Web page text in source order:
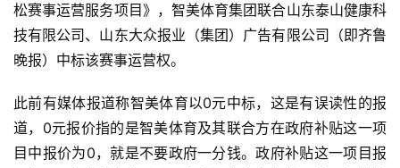
松赛事运营服务项目》，智美体育集团联合山东泰山健康科
技有限公司、山东大众报业（集团）广告有限公司（即齐鲁
晚报）中标该赛事运营权。
此前有媒体报道称智美体育以0元中标，这是有误读性的报
道，0元报价指的是智美体育及其联合方在政府补贴这一项
目中报价为0，就是不要政府一分钱。政府补贴这一项目报